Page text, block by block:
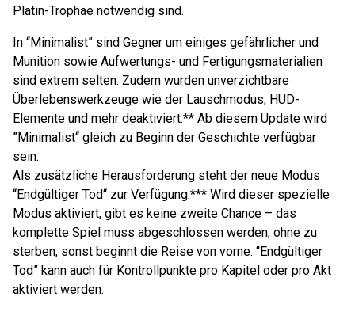
Platin-Trophäe notwendig sind.
In “Minimalist” sind Gegner um einiges gefährlicher und
Munition sowie Aufwertungs- und Fertigungsmaterialien
sind extrem selten. Zudem wurden unverzichtbare
Überlebenswerkzeuge wie der Lauschmodus, HUD-
Elemente und mehr deaktiviert.** Ab diesem Update wird
”Minimalist“ gleich zu Beginn der Geschichte verfügbar
sein.
Als zusätzliche Herausforderung steht der neue Modus
“Endgültiger Tod“ zur Verfügung.*** Wird dieser spezielle
Modus aktiviert, gibt es keine zweite Chance – das
komplette Spiel muss abgeschlossen werden, ohne zu
sterben, sonst beginnt die Reise von vorne. “Endgültiger
Tod” kann auch für Kontrollpunkte pro Kapitel oder pro Akt
aktiviert werden.